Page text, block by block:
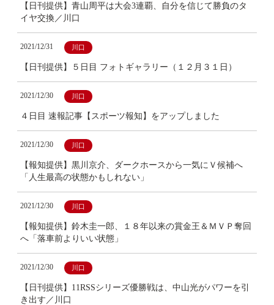
【日刊提供】青山周平は大会3連覇、自分を信じて勝負のタ
イヤ交換／川口
2021/12/31 川口
【日刊提供】５日目 フォトギャラリー（１２月３１日）
2021/12/30 川口
４日目 速報記事【スポーツ報知】をアップしました
2021/12/30 川口
【報知提供】黒川京介、ダークホースから一気にＶ候補へ
「人生最高の状態かもしれない」
2021/12/30 川口
【報知提供】鈴木圭一郎、１８年以来の賞金王＆ＭＶＰ奪回
へ「落車前よりいい状態」
2021/12/30 川口
【日刊提供】11RSSシリーズ優勝戦は、中山光がパワーを引
き出す／川口